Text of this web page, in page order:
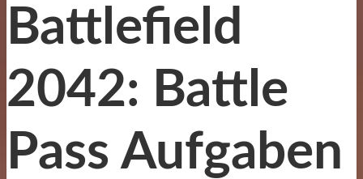
Battlefield
2042: Battle
Pass Aufgaben